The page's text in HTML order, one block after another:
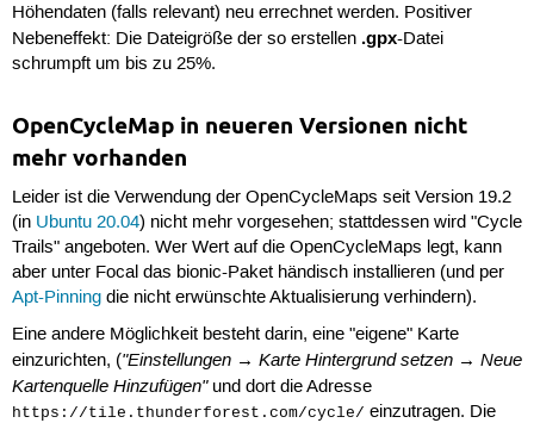
Höhendaten (falls relevant) neu errechnet werden. Positiver
Nebeneffekt: Die Dateigröße der so erstellen .gpx-Datei
schrumpft um bis zu 25%.
OpenCycleMap in neueren Versionen nicht
mehr vorhanden
Leider ist die Verwendung der OpenCycleMaps seit Version 19.2
(in Ubuntu 20.04) nicht mehr vorgesehen; stattdessen wird "Cycle
Trails" angeboten. Wer Wert auf die OpenCycleMaps legt, kann
aber unter Focal das bionic-Paket händisch installieren (und per
Apt-Pinningdie nicht erwünschte Aktualisierung verhindern).
Eine andere Möglichkeit besteht darin, eine "eigene" Karte
einzurichten, ("Einstellungen → Karte Hintergrund setzen → Neue
Kartenquelle Hinzufügen"und dort die Adresse
https://tile.thunderforest.com/cycle/ einzutragen. Die